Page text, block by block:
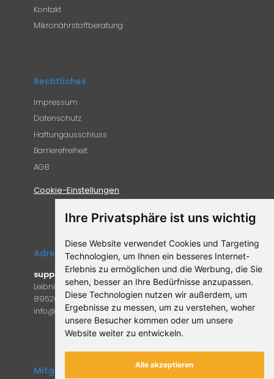
Ihre Privatsphäre ist uns wichtig
Diese Website verwendet Cookies und Targeting
Technologien, um Ihnen ein besseres Internet-
Erlebnis zu ermöglichen und die Werbung, die Sie
sehen, besser an Ihre Bedürfnisse anzupassen.
Diese Technologien nutzen wir außerdem, um
Ergebnisse zu messen, um zu verstehen, woher
unsere Besucher kommen oder um unsere
Website weiter zu entwickeln.
Alle akzeptieren
Kontakt
Mikronährstoffberatung
Rechtliches
Impressum
Datenschutz
Haftungausschluss
Barrierefreiheit
AGB
Cookie-Einstellungen
Adresse
supplemento.de
Leibniz-Campus 9
89520 Heidenheim an der Brenz
info@supplemento.de
Mitglied des Forum